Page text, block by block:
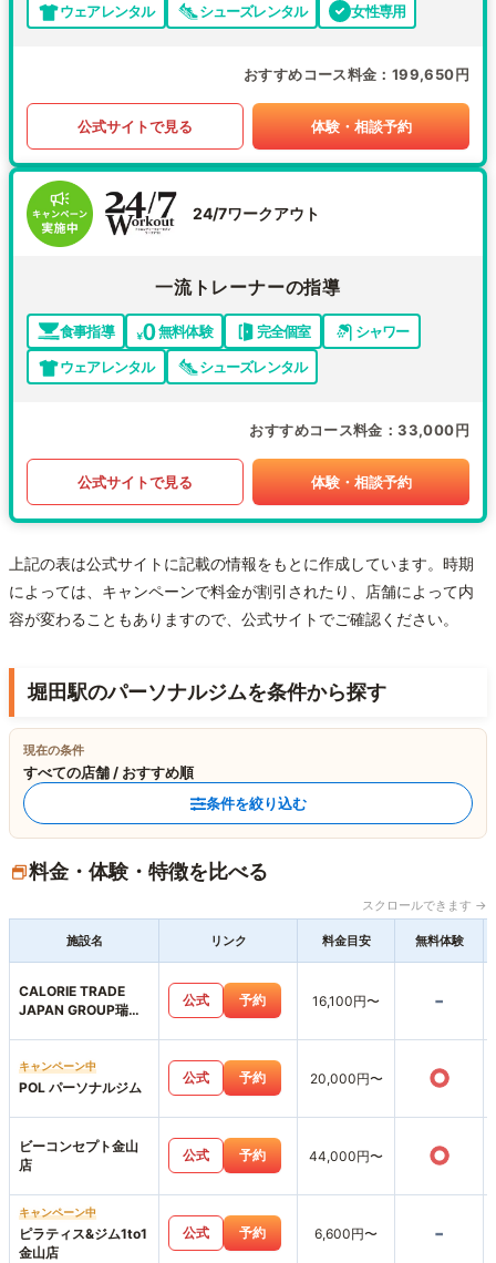
ウェアレンタル
シューズレンタル 女性専用
おすすめコース料金 199,650円
公式サイトで見る 体験・相談予約
24/7ワークアウト
一流トレーナーの指導
食事指導 無料体験 完全個室
シャワー
ウェアレンタル
シューズレンタル
おすすめコース料金 33,000円
公式サイトで見る 体験・相談予約
上記の表は公式サイトに記載の情報をもとに作成しています。時期
によっては、キャンペーンで料金が割引されたり、店舗によって内
容が変わることもありますので、公式サイトでご確認ください。
堀田駅のパーソナルジムを条件から探す
現在の条件
すべての店舗 / おすすめ順
条件を絞り込む
料金・体験・特徴を比べる
スクロールできます →
施設名 リンク 料金目安 無料体験
CALORIE TRADE
JAPAN GROUP瑞穂
公式 予約 16,100円〜 -
キャンペーン中
POL パーソナルジム
公式 予約 20,000円〜 ○
ビーコンセプト金山
店
公式 予約 44,000円〜 ○
キャンペーン中
ピラティス&ジム1to1
金山店
公式 予約 6,600円〜 -